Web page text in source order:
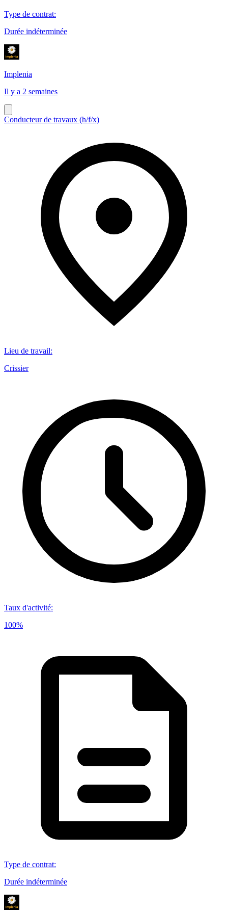
Type de contrat:
Durée indéterminée
Implenia
Il y a 2 semaines
Conducteur de travaux (h/f/x)
Lieu de travail:
Crissier
Taux d'activité:
100%
Type de contrat:
Durée indéterminée